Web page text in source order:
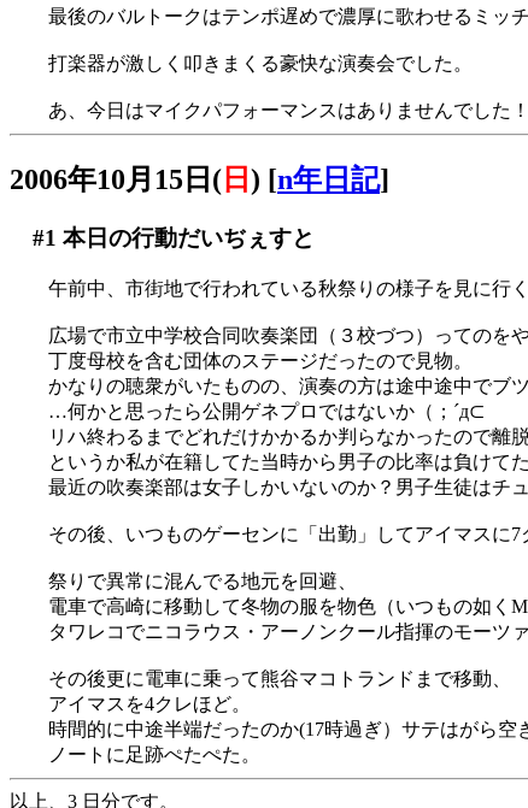
最後のバルトークはテンポ遅めで濃厚に歌わせるミッ
打楽器が激しく叩きまくる豪快な演奏会でした。
あ、今日はマイクパフォーマンスはありませんでした
2006年10月15日( 日 ) [n年日記]
#1 本日の行動だいぢぇすと
午前中、市街地で行われている秋祭りの様子を見に行く
広場で市立中学校合同吹奏楽団（３校づつ）ってのをや
丁度母校を含む団体のステージだったので見物。
かなりの聴衆がいたものの、演奏の方は途中途中でブ
…何かと思ったら公開ゲネプロではないか（；´д⊂
リハ終わるまでどれだけかかるか判らなかったので離
というか私が在籍してた当時から男子の比率は負けてた
最近の吹奏楽部は女子しかいないのか？男子生徒はチ
その後、いつものゲーセンに「出勤」してアイマスに7
祭りで異常に混んでる地元を回避、
電車で高崎に移動して冬物の服を物色（いつもの如く
タワレコでニコラウス・アーノンクール指揮のモーツ
その後更に電車に乗って熊谷マコトランドまで移動、
アイマスを4クレほど。
時間的に中途半端だったのか(17時過ぎ）サテはがら空
ノートに足跡ぺたぺた。
以上、3 日分です。